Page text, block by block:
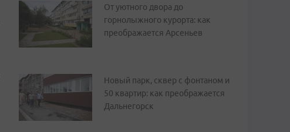
От уютного двора до
горнолыжного курорта: как
преображается Арсеньев
Новый парк, сквер с фонтаном и
50 квартир: как преображается
Дальнегорск